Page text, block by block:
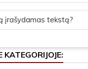
įrašydamas tekstą?
KATEGORIJOJE: